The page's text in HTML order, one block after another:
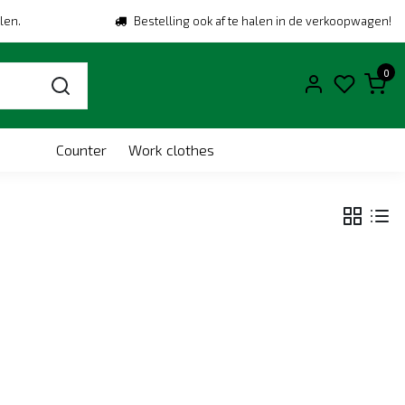
Bestelling ook af te halen in de verkoopwagen!
0
Counter Work clothes